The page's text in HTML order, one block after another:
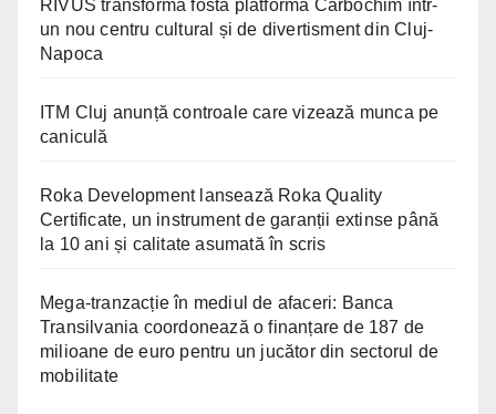
RIVUS transformă fosta platformă Carbochim într-
un nou centru cultural și de divertisment din Cluj-
Napoca
ITM Cluj anunță controale care vizează munca pe
caniculă
Roka Development lansează Roka Quality
Certificate, un instrument de garanții extinse până
la 10 ani și calitate asumată în scris
Mega-tranzacție în mediul de afaceri: Banca
Transilvania coordonează o finanțare de 187 de
milioane de euro pentru un jucător din sectorul de
mobilitate